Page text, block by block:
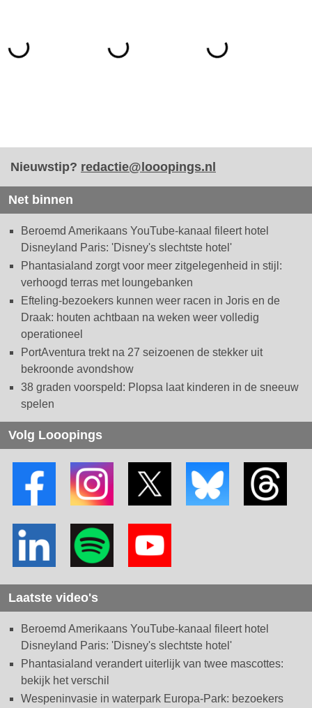
Nieuwstip? redactie@looopings.nl
Net binnen
Beroemd Amerikaans YouTube-kanaal fileert hotel
Disneyland Paris: 'Disney's slechtste hotel'
Phantasialand zorgt voor meer zitgelegenheid in stijl:
verhoogd terras met loungebanken
Efteling-bezoekers kunnen weer racen in Joris en de
Draak: houten achtbaan na weken weer volledig
operationeel
PortAventura trekt na 27 seizoenen de stekker uit
bekroonde avondshow
38 graden voorspeld: Plopsa laat kinderen in de sneeuw
spelen
Volg Looopings
Laatste video's
Beroemd Amerikaans YouTube-kanaal fileert hotel
Disneyland Paris: 'Disney's slechtste hotel'
Phantasialand verandert uiterlijk van twee mascottes:
bekijk het verschil
Wespeninvasie in waterpark Europa-Park: bezoekers